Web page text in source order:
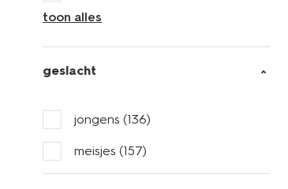
toon alles
geslacht
jongens (136)
meisjes (157)